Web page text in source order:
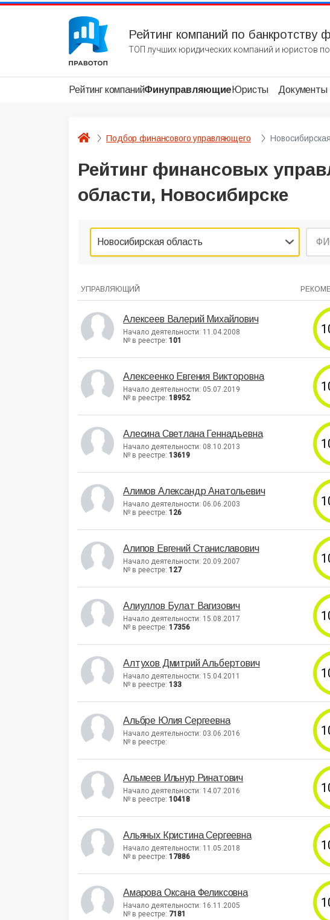
Рейтинг компаний по банкротству
ТОП лучших юридических компаний и юристов по
Рейтинг компанийФинуправляющие Юристы Документы
Подбор финансового управляющего
Рейтинг финансовых
области, Новосибирске
Новосибирская область
УПРАВЛЯЮЩИЙ
Алексеев Валерий Михайлович
Начало деятельности: 11.04.2008
№ в реестре: 101
Алексеенко Евгения Викторовна
Начало деятельности: 05.07.2019
№ в реестре: 18952
Алесина Светлана Геннадьевна
Начало деятельности: 08.10.2013
№ в реестре: 13619
Алимов Александр Анатольевич
Начало деятельности: 06.06.2003
№ в реестре: 126
Алипов Евгений Станиславович
Начало деятельности: 20.09.2007
№ в реестре: 127
Алиуллов Булат Вагизович
Начало деятельности: 15.08.2017
№ в реестре: 17356
Алтухов Дмитрий Альбертович
Начало деятельности: 15.04.2011
№ в реестре: 133
Альбре Юлия Сергеевна
Начало деятельности: 03.06.2016
№ в реестре:
Альмеев Ильнур Ринатович
Начало деятельности: 14.07.2016
№ в реестре: 10418
Альяных Кристина Сергеевна
Начало деятельности: 11.05.2018
№ в реестре: 17886
Амарова Оксана Феликсовна
Начало деятельности: 16.11.2005
№ в реестре: 7181